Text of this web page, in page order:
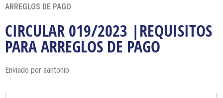
ARREGLOS DE PAGO
CIRCULAR 019/2023 |REQUISITOS
PARA ARREGLOS DE PAGO
Enviado por aantonio